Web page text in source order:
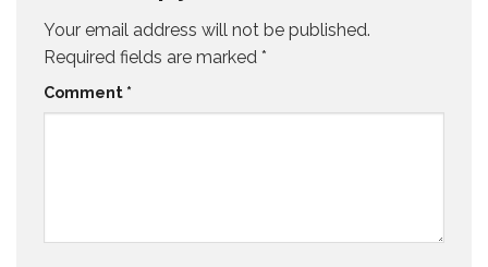
Your email address will not be published.
Required fields are marked *
Comment *